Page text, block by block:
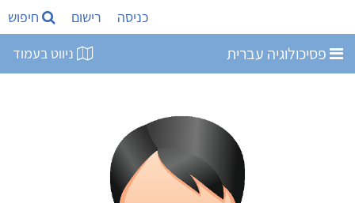
כניסה רישום חיפוש
פסיכולוגיה עברית ניווט בעמוד